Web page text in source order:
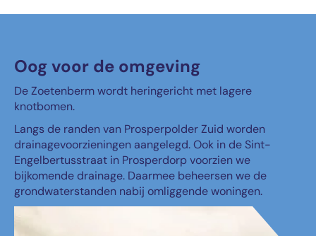
Oog voor de omgeving
De Zoetenberm wordt heringericht met lagere
knotbomen.
Langs de randen van Prosperpolder Zuid worden
drainagevoorzieningen aangelegd. Ook in de Sint-
Engelbertusstraat in Prosperdorp voorzien we
bijkomende drainage. Daarmee beheersen we de
grondwaterstanden nabij omliggende woningen.